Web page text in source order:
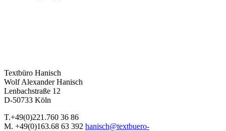
Textbüro Hanisch
Wolf Alexander Hanisch
Lenbachstraße 12
D-50733 Köln
T.+49(0)221.760 36 86
M. +49(0)163.68 63 392 hanisch@textbuero-